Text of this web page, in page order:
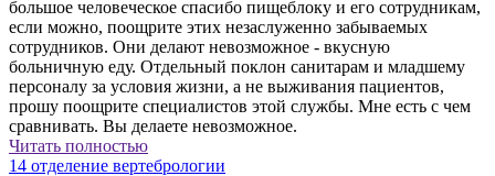
большое человеческое спасибо пищеблоку и его сотрудникам,
если можно, поощрите этих незаслуженно забываемых
сотрудников. Они делают невозможное - вкусную
больничную еду. Отдельный поклон санитарам и младшему
персоналу за условия жизни, а не выживания пациентов,
прошу поощрите специалистов этой службы. Мне есть с чем
сравнивать. Вы делаете невозможное.
Читать полностью
14 отделение вертебрологии